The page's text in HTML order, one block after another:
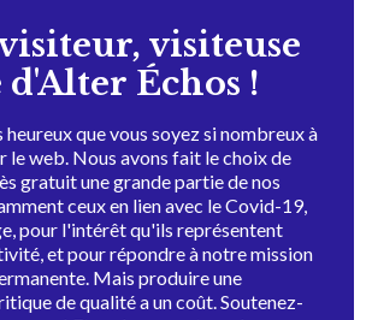
visiteur, visiteuse
d'Alter Échos !
heureux que vous soyez si nombreux à
le web. Nous avons fait le choix de
gratuit une grande partie de nos
ceux en lien avec le Covid-19,
pour l'intérêt qu'ils représentent
et pour répondre à notre mission
Mais produire une
de qualité a un coût. Soutenez-